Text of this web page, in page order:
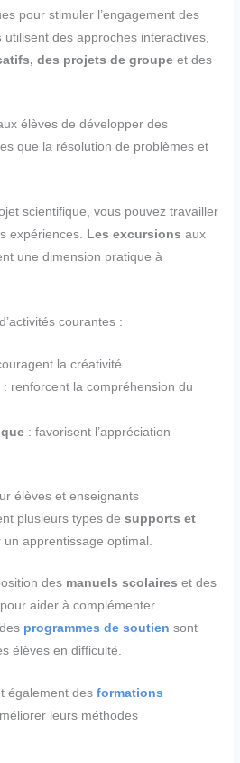
pour stimuler l’engagement des
utilisent des approches interactives,
des projets de groupe et des
élèves de développer des
que la résolution de problèmes et
scientifique, vous pouvez travailler
expériences. Les excursions aux
une dimension pratique à
courantes :
la créativité.
: renforcent la compréhension du
: favorisent l’appréciation
élèves et enseignants
plusieurs types desupports et
apprentissage optimal.
des manuels scolaires et des
pour aider à complémenter
programmes de soutien sont
élèves en difficulté.
également desformations
leurs méthodes